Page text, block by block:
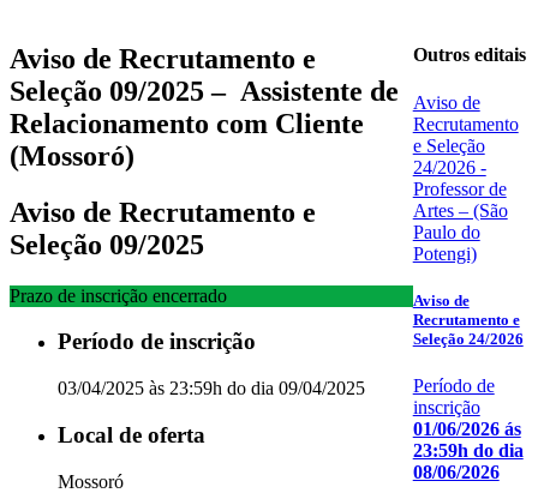
Aviso de Recrutamento e
Seleção 09/2025 – Assistente de
Relacionamento com Cliente
(Mossoró)
Aviso de Recrutamento e
Seleção 09/2025
Prazo de inscrição encerrado
Período de inscrição
03/04/2025 às 23:59h do dia 09/04/2025
Local de oferta
Mossoró
Outros editais
Aviso de
Recrutamento
e Seleção
24/2026 -
Professor de
Artes – (São
Paulo do
Potengi)
Aviso de
Recrutamento e
Seleção 24/2026
Período de
inscrição
01/06/2026 ás
23:59h do dia
08/06/2026